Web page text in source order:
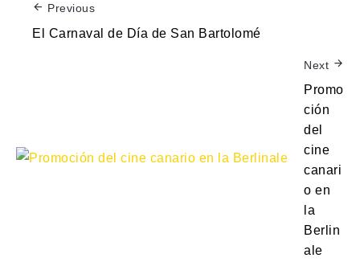
Previous
El Carnaval de Día de San Bartolomé
Next
Promo
ción
del
cine
canari
o en
la
Berlin
ale